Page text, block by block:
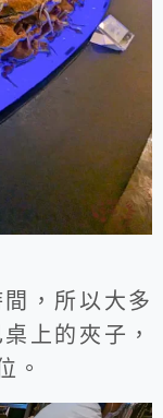
，所以大多
上的夾子，
。